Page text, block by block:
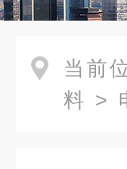
当前
料 >